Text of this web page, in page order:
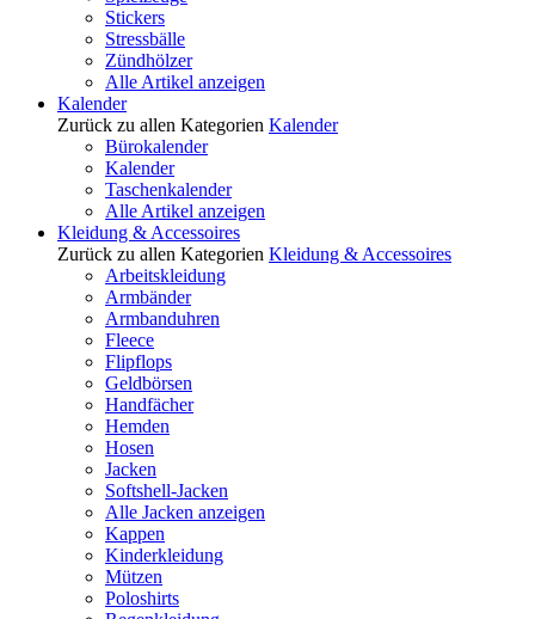
Stickers
Stressbälle
Zündhölzer
Alle Artikel anzeigen
Kalender
Zurück zu allen Kategorien Kalender
Bürokalender
Kalender
Taschenkalender
Alle Artikel anzeigen
Kleidung & Accessoires
Zurück zu allen Kategorien Kleidung & Accessoires
Arbeitskleidung
Armbänder
Armbanduhren
Fleece
Flipflops
Geldbörsen
Handfächer
Hemden
Hosen
Jacken
Softshell-Jacken
Alle Jacken anzeigen
Kappen
Kinderkleidung
Mützen
Poloshirts